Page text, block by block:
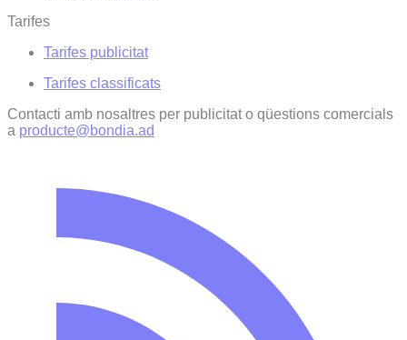
Tarifes
Tarifes publicitat
Tarifes classificats
Contacti amb nosaltres per publicitat o qüestions comercials
a producte@bondia.ad